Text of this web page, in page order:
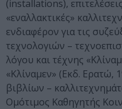
(installations),
«εναλλακτικές»
ενδιαφέρον για τις
τεχνολογιών –
λόγου και τέχνης
«Κλίναμεν» (Εκδ. Ερατώ,
βιβλίων –
Ομότιμος Καθηγητής